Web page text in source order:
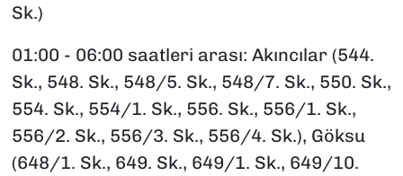
Sk.)
01:00 - 06:00 saatleri arası: Akıncılar (544.
Sk., 548. Sk., 548/5. Sk., 548/7. Sk., 550. Sk.,
554. Sk., 554/1. Sk., 556. Sk., 556/1. Sk.,
556/2. Sk., 556/3. Sk., 556/4. Sk.), Göksu
(648/1. Sk., 649. Sk., 649/1. Sk., 649/10.